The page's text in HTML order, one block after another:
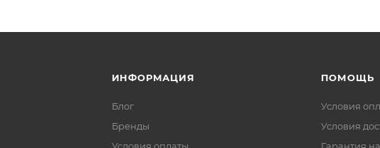
ИНФОРМАЦИЯ
Блог
Бренды
ПОМОЩЬ
Условия
Условия